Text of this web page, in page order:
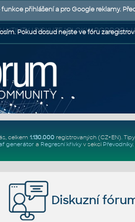
UTILITY | DISKUZE | BLOKY | PODPORA
celkem 1.130.000registrovaných (CZ+EN).
generátor a Regresní křivkyv sekci Převodníky.
Diskuzní
přihlášení a pro Google reklamy.
Pokud dosud nejste ve fóru